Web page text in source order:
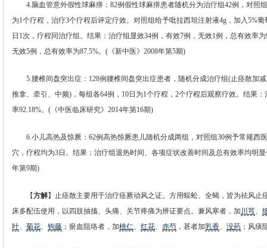
4.脑血管意外假性球麻痹：82例假性球麻痹患者随机分为治疗组42例，对照
为1个疗程，治疗3个疗程后评定疗效。对照组给予吡拉西坦注射液4g，加入5%
日1次，疗程同治疗组。结果：治疗组显效34例，有效7例，无效1例，总有效率
无效5例，总有效率为87.5%。(《新中医》2008年第5期)
5.腰椎间盘突出症：128例腰椎间盘突出症患者，随机分成治疗组(止痉散加
推拿、牵引、中频)，每组各64例，10日为1个疗程，2个疗程后观察疗效。结果
率92.18%。(《中医临床研究》2014年第16期)
6.小儿高热及惊厥：62例高热惊厥患儿随机分成两组，对照组30例予常规西
穴，疗程均为3日。结果：治疗组退热时间、各项症状改善时间及总有效率均明
年第9期)
【方解】止痉散主要用于治疗痉厥动风之证。方用蜈蚣、全蝎，皆为祛风止
床多配伍使用，以四肢抽搐、头痛、关节疼痛为辨证要点。兼风寒者，加 川芎、
叶、 菊花、 钩藤 ；瘀血阻络者，加桃仁、 红花、 赤芍 ，甚者加乳香、 没药 ；风痰